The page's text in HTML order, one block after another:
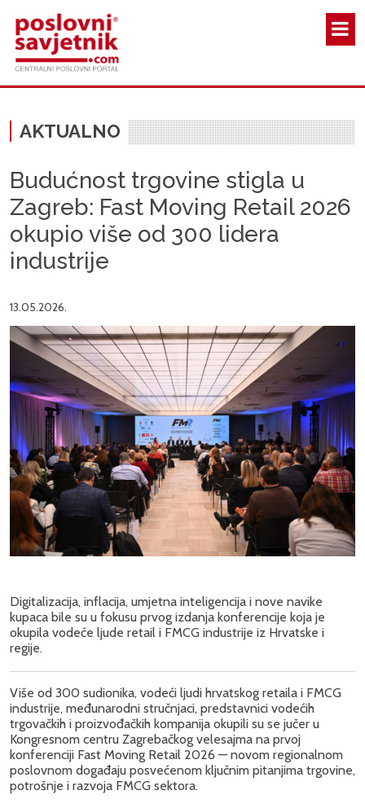
AKTUALNO
Budućnost trgovine stigla u
Zagreb: Fast Moving Retail 2026
okupio više od 300 lidera
industrije
13.05.2026.
Digitalizacija, inflacija, umjetna inteligencija i nove navike
kupaca bile su u fokusu prvog izdanja konferencije koja je
okupila vodeće ljude retail i FMCG industrije iz Hrvatske i
regije.
Više od 300 sudionika, vodeći ljudi hrvatskog retaila i FMCG
industrije, međunarodni stručnjaci, predstavnici vodećih
trgovačkih i proizvođačkih kompanija okupili su se jučer u
Kongresnom centru Zagrebačkog velesajma na prvoj
konferenciji Fast Moving Retail 2026 — novom regionalnom
poslovnom događaju posvećenom ključnim pitanjima trgovine,
potrošnje i razvoja FMCG sektora.